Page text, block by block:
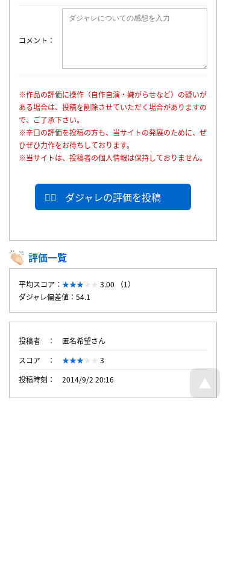
コメント
※作品の評価に操作（自作自演・嫌がらせなど）の疑いが
ある場合は、投稿を削除させていただく場合がありますの
で、ご了承下さい。
※辛口の評価を投稿の方も、当サイトの発展のために、ぜ
ひぜひ力作をお待ちしております。
※当サイトは、投稿者の個人情報は保持しておりません。
ダジャレの評価を投稿
評価一覧
平均スコア：
3.00 （1）
ダジャレ偏差値：54.1
投稿者
匿名希望さん
スコア
3
投稿時刻
2014/9/2 20:16